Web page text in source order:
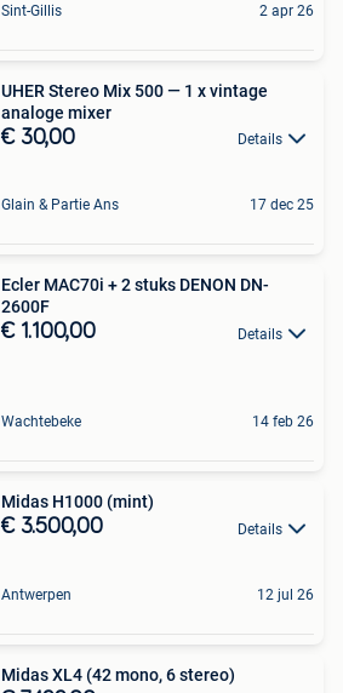
Sint-Gillis 2 apr 26
UHER Stereo Mix 500 — 1 x vintage
analoge mixer
€ 30,00 Details
Glain & Partie Ans 17 dec 25
Ecler MAC70i + 2 stuks DENON DN-
2600F
€ 1.100,00 Details
Wachtebeke 14 feb 26
Midas H1000 (mint)
€ 3.500,00 Details
Antwerpen 12 jul 26
Midas XL4 (42 mono, 6 stereo)